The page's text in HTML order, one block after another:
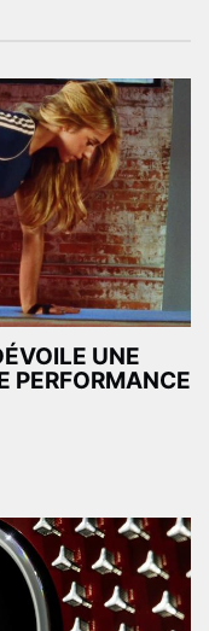
UNE
PERFORMANCE